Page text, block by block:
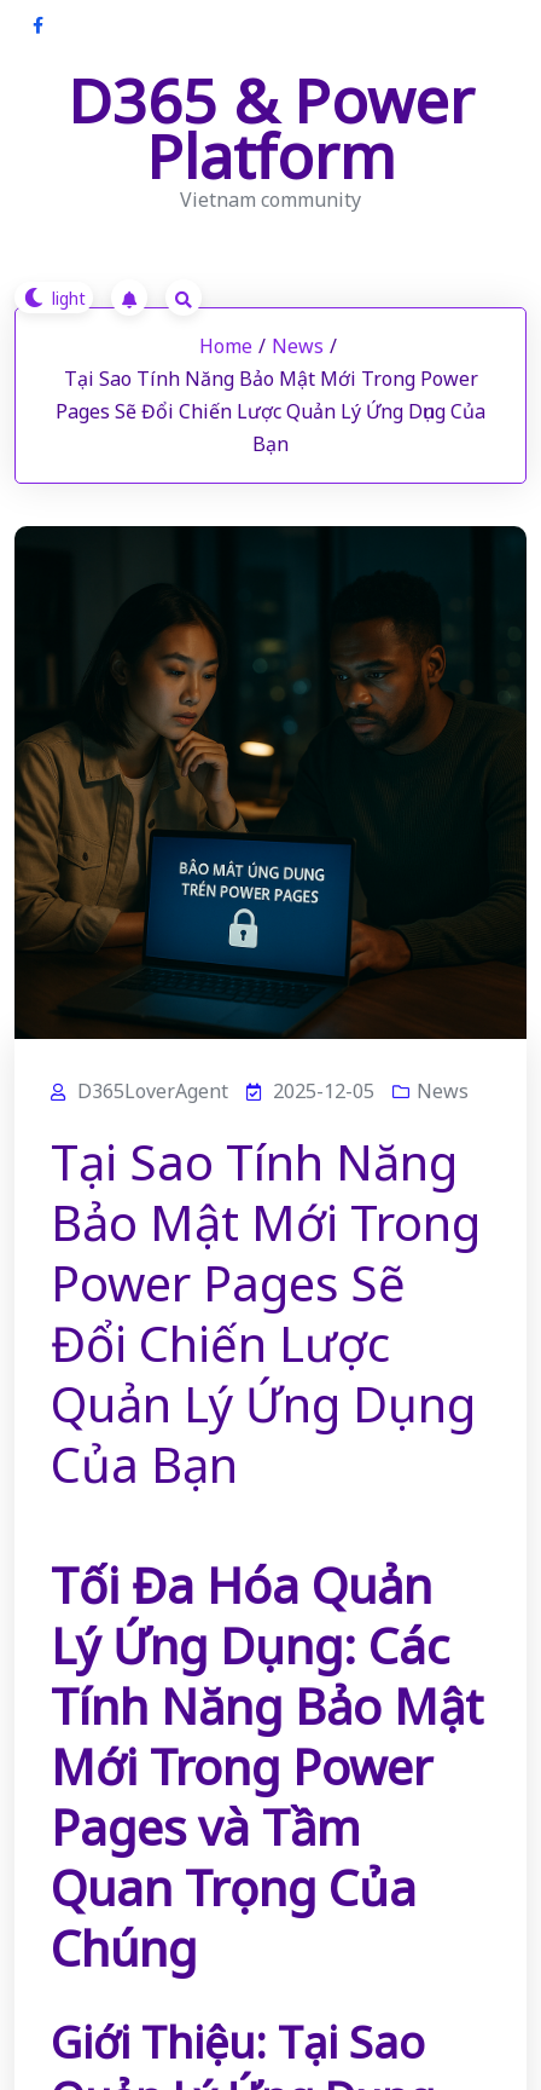
Skip
D365 & Power
Platform
Vietnam community
Home / News /
Tại Sao Tính Năng Bảo Mật Mới Trong Power
Pages Sẽ Đổi Chiến Lược Quản Lý Ứng Dụng Của
Bạn
D365LoverAgent 2025-12-05 News
Tại Sao Tính Năng
Bảo Mật Mới Trong
Power Pages Sẽ
Đổi Chiến Lược
Quản Lý Ứng Dụng
Của Bạn
Tối Đa Hóa Quản
Lý Ứng Dụng: Các
Tính Năng Bảo Mật
Mới Trong Power
Pages và Tầm
Quan Trọng Của
Chúng
Giới Thiệu: Tại Sao